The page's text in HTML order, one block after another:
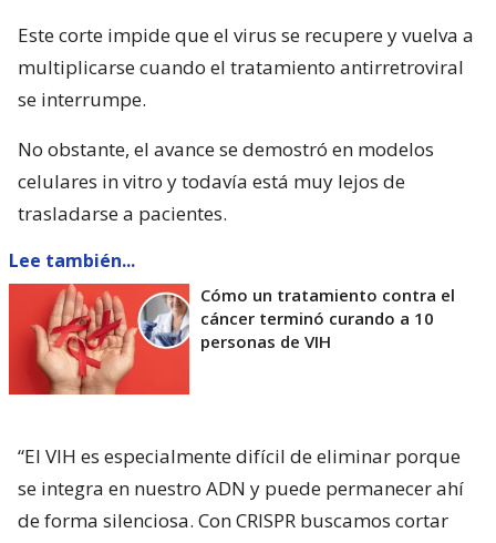
Este corte impide que el virus se recupere y vuelva a
multiplicarse cuando el tratamiento antirretroviral
se interrumpe.
No obstante, el avance se demostró en modelos
celulares in vitro y todavía está muy lejos de
trasladarse a pacientes.
Lee también...
Cómo un tratamiento contra el
cáncer terminó curando a 10
personas de VIH
“El VIH es especialmente difícil de eliminar porque
se integra en nuestro ADN y puede permanecer ahí
de forma silenciosa. Con CRISPR buscamos cortar